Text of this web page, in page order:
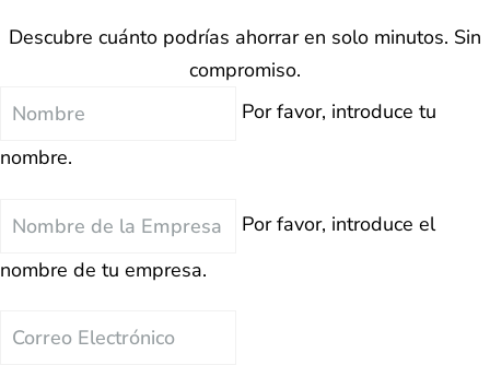
Descubre cuánto podrías ahorrar en solo minutos. Sin
compromiso.
Nombre
Por favor, introduce tu
nombre.
Nombre
la
Por favor, introduce el
nombre de tu empresa.
Correo